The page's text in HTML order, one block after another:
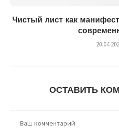
Чистый лист как
ОСТАВИТЬ